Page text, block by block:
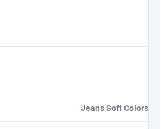
Jeans Soft Colors